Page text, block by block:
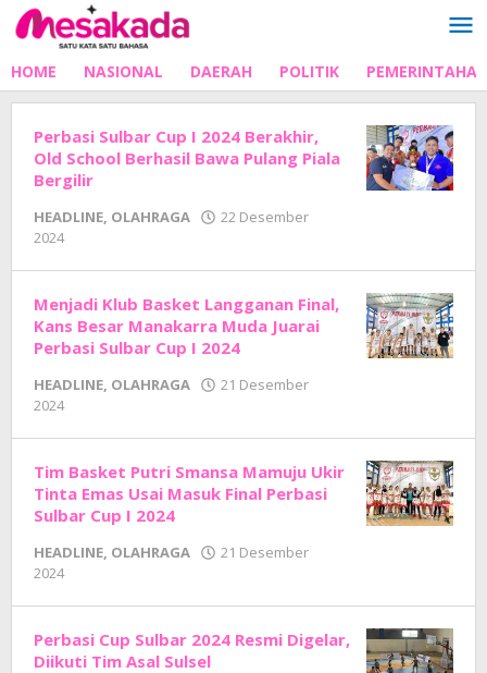
Lewati
ke
HOME NASIONAL DAERAH POLITIK
Perbasi Sulbar Cup I 2024 Berakhir,
Old School Berhasil Bawa Pulang Piala
Bergilir
HEADLINE, OLAHRAGA
22 Desember
2024
Junaedi
Sholat
Menjadi Klub Basket Langganan Final,
Kans Besar Manakarra Muda Juarai
Perbasi Sulbar Cup I 2024
HEADLINE, OLAHRAGA
21 Desember
2024
Junaedi
Sholat
Tim Basket Putri Smansa Mamuju Ukir
Tinta Emas Usai Masuk Final Perbasi
Sulbar Cup I 2024
HEADLINE, OLAHRAGA
21 Desember
2024
Junaedi
Sholat
Perbasi Cup Sulbar 2024 Resmi Digelar,
Diikuti Tim Asal Sulsel